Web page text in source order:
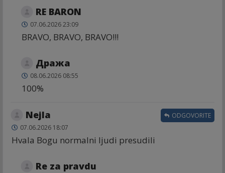
RE BARON
07.06.2026 23:09
BRAVO, BRAVO, BRAVO!!!
Дража
08.06.2026 08:55
100%
Nejla
07.06.2026 18:07
Hvala Bogu normalni ljudi presudili
ODGOVORITE
Re za pravdu